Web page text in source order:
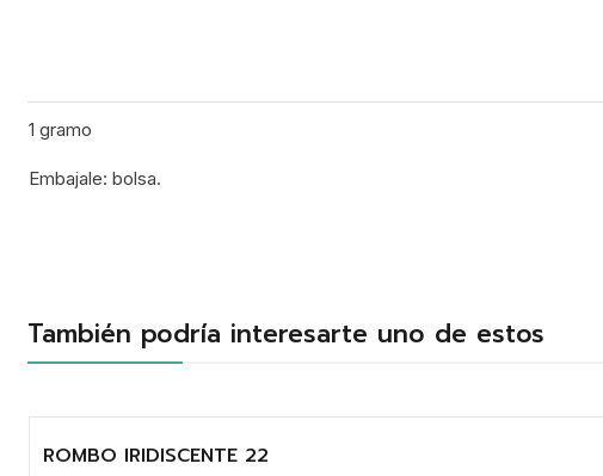
1 gramo
Embajale: bolsa.
También podría interesarte uno de estos
ROMBO IRIDISCENTE 22